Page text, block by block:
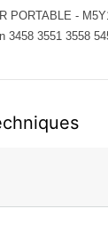
PORTABLE -
3458 3551 3558